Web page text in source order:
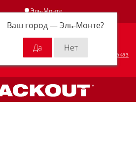
Эль-Монте
Ваш город —Эль-Монте?
Личный кабинет
Оформить заказ